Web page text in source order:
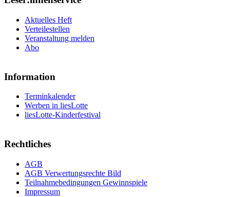
Aktuelles Heft
Verteilestellen
Veranstaltung melden
Abo
Information
Terminkalender
Werben in liesLotte
liesLotte-Kinderfestival
Rechtliches
AGB
AGB Verwertungsrechte Bild
Teilnahmebedingungen Gewinnspiele
Impressum